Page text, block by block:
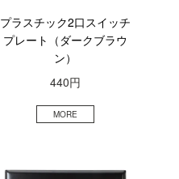
プラスチック2口スイッチ
プレート（ダークブラウ
ン）
440円